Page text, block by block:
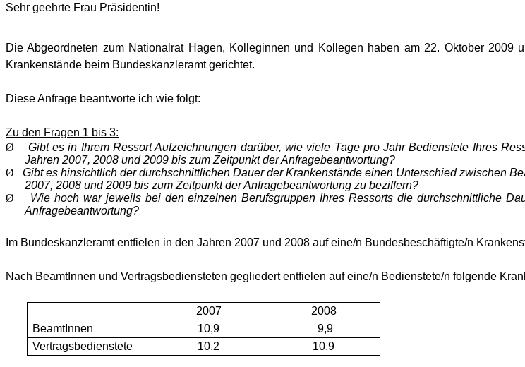
Sehr geehrte Frau Präsidentin!
Die Abgeordneten zum Nationalrat Hagen, Kolleginnen und Kollegen haben am 22. Oktober 2009
Krankenstände beim Bundeskanzleramt gerichtet.
Diese Anfrage beantworte ich wie folgt:
Zu den Fragen 1 bis 3:
Ø
Gibt es in Ihrem Ressort Aufzeichnungen darüber, wie viele Tage pro Jahr Be­dienstete Ihres
Jahren 2007, 2008 und 2009 bis zum Zeitpunkt der An­fragebeantwortung?
Ø
Gibt es hinsichtlich der durchschnittlichen Dauer der Krankenstände einen Unter­schied zwischen
2007, 2008 und 2009 bis zum Zeitpunkt der Anfragebe­antwortung zu beziffern?
Ø
Wie hoch war jeweils bei den einzelnen Berufsgruppen Ihres Ressorts die durch­schnittliche
Anfragebeantwortung?
Im Bundeskanzleramt entfielen in den Jahren 2007 und 2008 auf eine/n Bundesbe­schäftigte/n
Nach BeamtInnen und Vertragsbediensteten gegliedert entfielen auf eine/n Bediens­tete/n folgende
2007
2008
BeamtInnen
10,9
9,9
Vertragsbedienstete
10,2 10,9